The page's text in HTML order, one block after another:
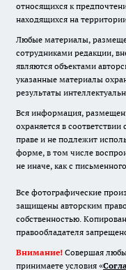
относящихся к
находящихся на
Любые материалы,
сотрудниками редакции,
являются объектами
указанные материалы
результаты
Вся информация,
охраняется в
праве и не подлежит
форме, в том числе
не иначе, как с
Все фотографические
защищены авторским
собственностью.
правообладателя
Внимание! Совершая
принимаете условия «